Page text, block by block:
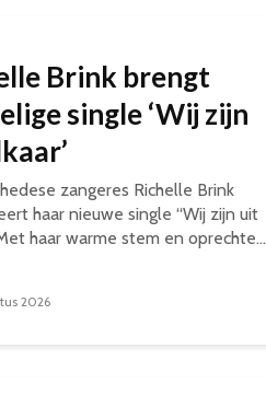
Brink brengt
single ‘Wij zijn
zangeres Richelle Brink
haar nieuwe single “Wij zijn uit
haar warme stem en oprechte...
2026